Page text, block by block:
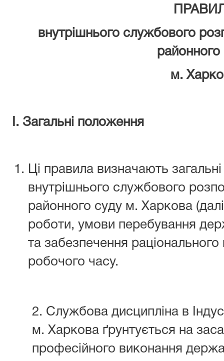
внутрішнього службового
районного
м.
І. Загальні положення
Ці правила визначають
внутрішнього службового
районного суду м. Харкова
роботи, умови перебування
та забезпечення
робочого часу.
2. Службова дисципліна в
м. Харкова ґрунтується на
професійного виконання